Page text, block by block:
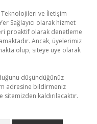
Teknolojileri ve İletişim
Sağlayıcı olarak hizmet
proaktif olarak denetleme
Ancak, üyelerimiz
olup, siteye üye olarak
düşündüğünüz
adresine bildirmeniz
kaldırılacaktır.